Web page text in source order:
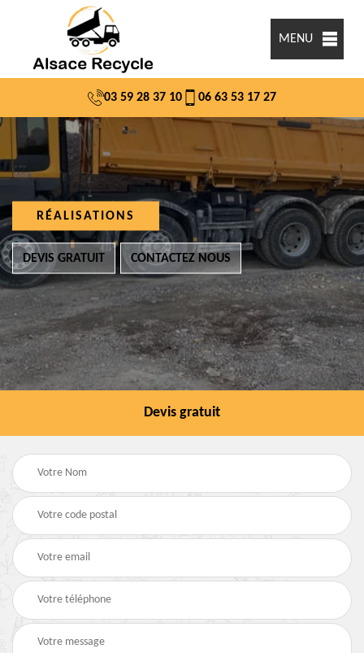
MENU
03 59 28 37 10 06 63 53 17 27
RÉALISATIONS
DEVIS GRATUIT CONTACTEZ NOUS
Devis gratuit